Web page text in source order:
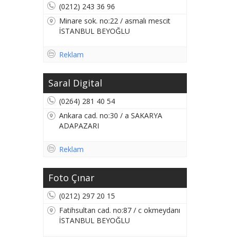
(0212) 243 36 96
Minare sok. no:22 / asmalı mescit
İSTANBUL BEYOĞLU
Reklam
Saral Digital
(0264) 281 40 54
Ankara cad. no:30 / a SAKARYA
ADAPAZARI
Reklam
Foto Çınar
(0212) 297 20 15
Fatihsultan cad. no:87 / c okmeydanı
İSTANBUL BEYOĞLU